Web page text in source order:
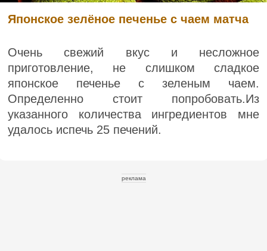
Японское зелёное печенье с чаем матча
Очень свежий вкус и несложное
приготовление, не слишком сладкое
японское печенье с зеленым чаем.
Определенно стоит попробовать.Из
указанного количества ингредиентов мне
удалось испечь 25 печений.
реклама